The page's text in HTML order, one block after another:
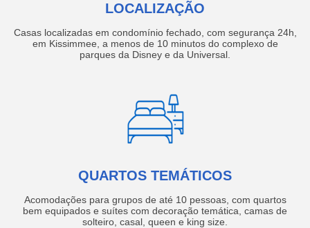
LOCALIZAÇÃO
Casas localizadas em condomínio fechado, com segurança 24h,
em Kissimmee, a menos de 10 minutos do complexo de
parques da Disney e da Universal.
QUARTOS TEMÁTICOS
Acomodações para grupos de até 10 pessoas, com quartos
bem equipados e suítes com decoração temática, camas de
solteiro, casal, queen e king size.